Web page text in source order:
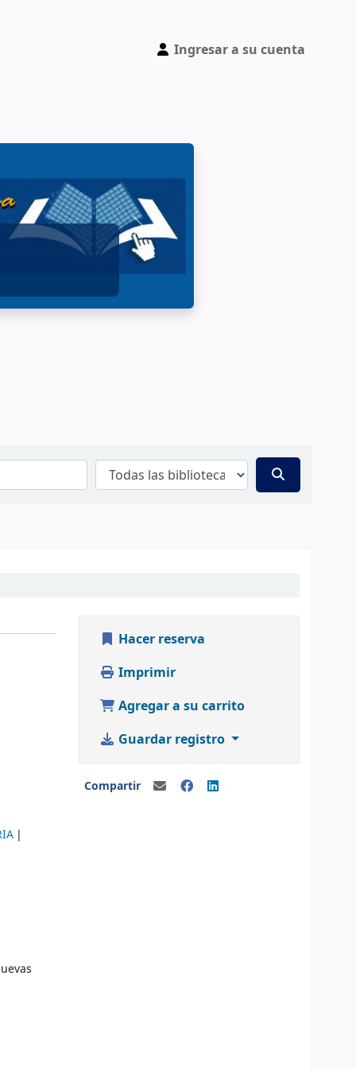
Ingresar a su cuenta
Hacer reserva
Imprimir
Agregar a su carrito
Guardar registro
Compartir